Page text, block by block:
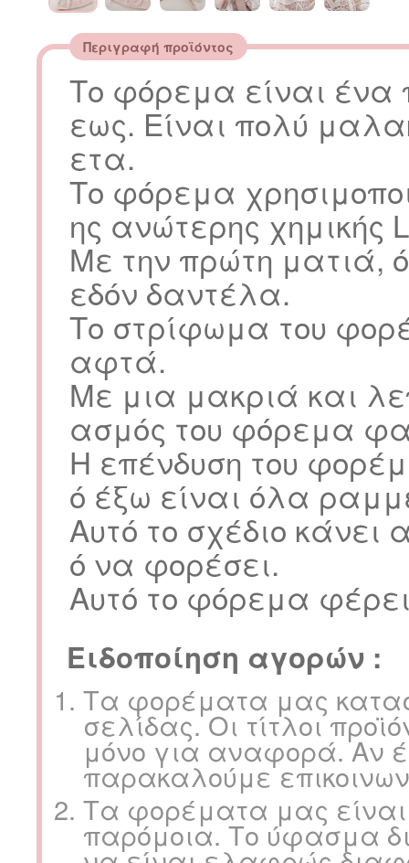
Περιγραφή προϊόντος
Το φόρεμα είναι
εως. Είναι πολύ
ετα.
Το φόρεμα
ης ανώτερης χημικής
Με την πρώτη ματιά,
εδόν δαντέλα.
Το στρίφωμα του
αφτά.
Με μια μακριά και
ασμός του φόρεμα
Η επένδυση του
ό έξω είναι όλα
Αυτό το σχέδιο
ό να φορέσει.
Αυτό το φόρεμα
Ειδοποίηση αγορών :
Τα φορέματα μας
σελίδας. Οι τίτλοι
μόνο για αναφορά. Αν
παρακαλούμε
Τα φορέματα μας
παρόμοια. Το ύφασμα